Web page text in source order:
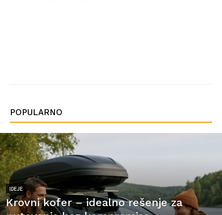
POPULARNO
IDEJE
Krovni kofer – idealno rešenje za